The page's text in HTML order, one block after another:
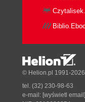
© Helion.pl 1991-2026
tel. (32) 230-98-63
e-mail: [wyświetl